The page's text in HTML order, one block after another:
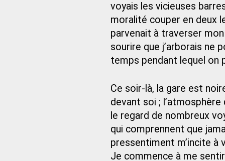
voyais les vicieuses
moralité couper en deux
parvenait à traverser
sourire que j’arborais ne
temps pendant lequel on
Ce soir-là, la gare est
devant soi ;
le regard de nombreux
qui comprennent que
pressentiment m’incite
Je commence à me